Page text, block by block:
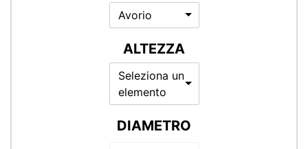
Avorio
ALTEZZA
Seleziona un
elemento
DIAMETRO